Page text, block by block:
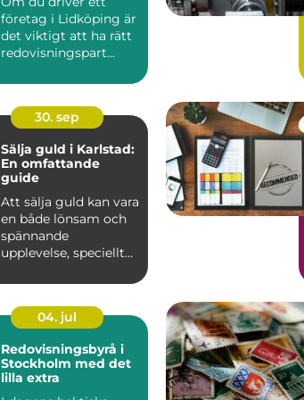
n i Lidköping
företag i Lidköping är
det viktigt att ha rätt
redovisningspart...
30. sep
Sälja guld i Karlstad:
En omfattande
guide
Att sälja guld kan vara
en både lönsam och
spännande
upplevelse, speciellt
04. jul
Redovisningsbyrå i
Stockholm med det
lilla extra